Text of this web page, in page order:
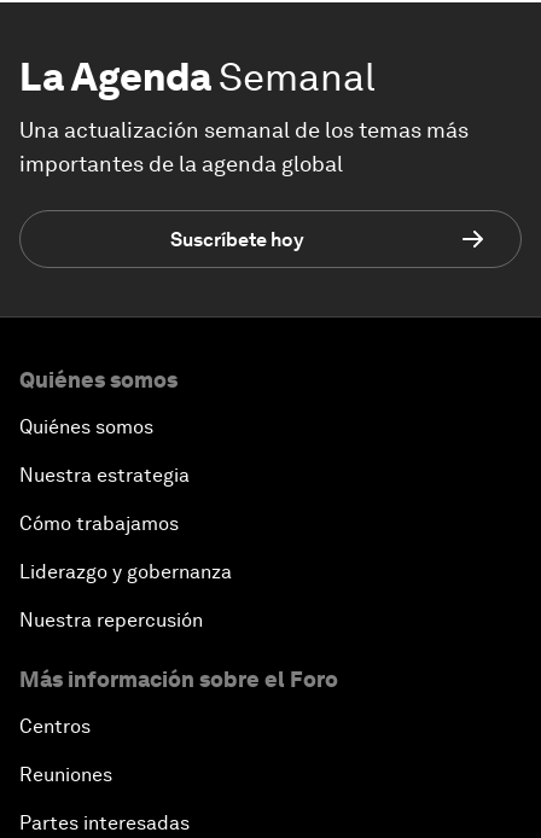
La AgendaSemanal
Una actualización semanal de los temas más
importantes de la agenda global
Suscríbete hoy
Quiénes somos
Quiénes somos
Nuestra estrategia
Cómo trabajamos
Liderazgo y gobernanza
Nuestra repercusión
Más información sobre el Foro
Centros
Reuniones
Partes interesadas